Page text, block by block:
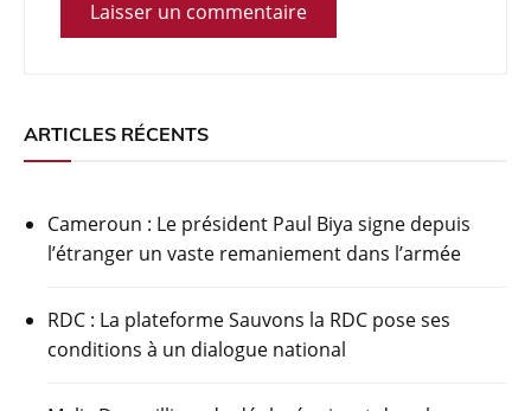
ARTICLES RÉCENTS
Cameroun : Le président Paul Biya signe depuis
l’étranger un vaste remaniement dans l’armée
RDC : La plateforme Sauvons la RDC pose ses
conditions à un dialogue national